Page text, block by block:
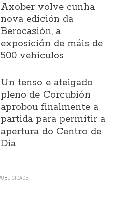
Axober volve cunha
nova edición da
Berocasión, a
exposición de máis de
500 vehículos
Un tenso e ateigado
pleno de Corcubión
aprobou finalmente a
partida para permitir a
apertura do Centro de
Día